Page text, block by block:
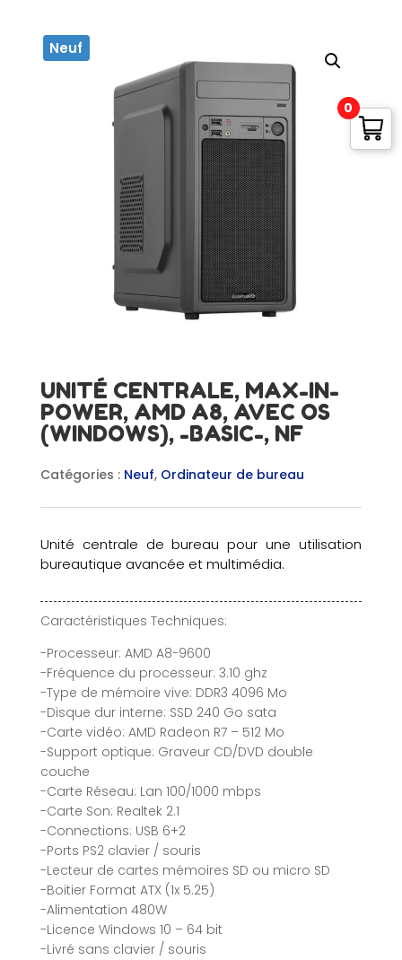
Neuf
UNITÉ CENTRALE, MAX-IN-
POWER, AMD A8, AVEC OS
(WINDOWS), -BASIC-, NF
Catégories : Neuf, Ordinateur de bureau
Unité centrale de bureau pour une utilisation
bureautique avancée et multimédia.
Caractéristiques Techniques:
-Processeur: AMD A8-9600
-Fréquence du processeur: 3.10 ghz
-Type de mémoire vive: DDR3 4096 Mo
-Disque dur interne: SSD 240 Go sata
-Carte vidéo: AMD Radeon R7 – 512 Mo
-Support optique: Graveur CD/DVD double
couche
-Carte Réseau: Lan 100/1000 mbps
-Carte Son: Realtek 2.1
-Connections: USB 6+2
-Ports PS2 clavier / souris
-Lecteur de cartes mémoires SD ou micro SD
-Boitier Format ATX (1x 5.25)
-Alimentation 480W
-Licence Windows 10 – 64 bit
-Livré sans clavier / souris
0